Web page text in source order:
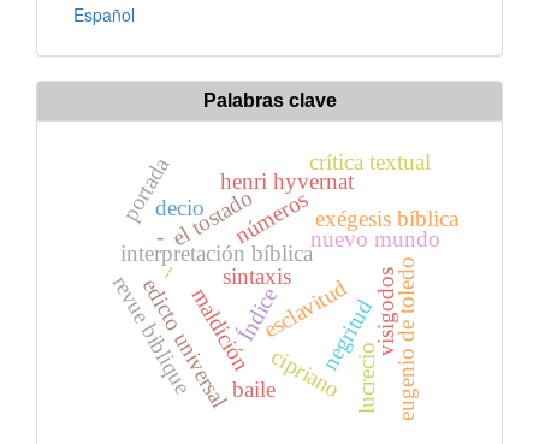
Español
Palabras clave
--
-
Índiceesclavitud
interpretación bíblica
maldición negritud
nuevo mundo
el tostadonúmeros exégesis bíblica
eugenio de toledo
visigodos
cipriano
decio
edicto universal
portada henri hyvernat
revue biblique lucrecio
crítica textual
sintaxis
baile